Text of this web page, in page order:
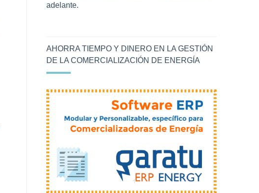
adelante.
AHORRA TIEMPO Y DINERO EN LA GESTIÓN
DE LA COMERCIALIZACIÓN DE ENERGÍA